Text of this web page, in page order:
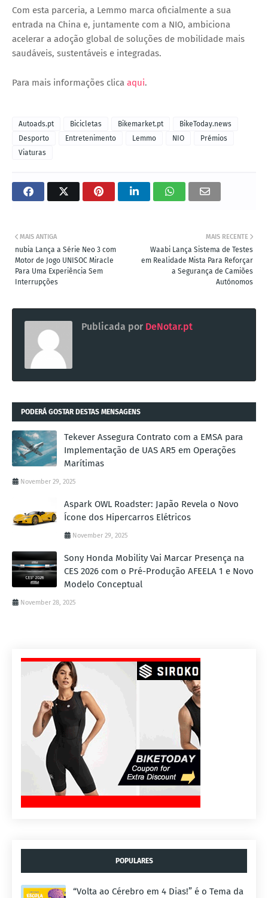
Com esta parceria, a Lemmo marca oficialmente a sua
entrada na China e, juntamente com a NIO, ambiciona
acelerar a adoção global de soluções de mobilidade mais
saudáveis, sustentáveis e integradas.
Para mais informações clica aqui.
Autoads.pt Bicicletas Bikemarket.pt
BikeToday.news
Desporto
Entretenimento Lemmo NIO
Prémios
Viaturas
MAIS RECENTE
Waabi Lança Sistema de Testes
em Realidade Mista Para Reforçar
a Segurança de Camiões
Autónomos
MAIS ANTIGA
nubia Lança a Série Neo 3 com
Motor de Jogo UNISOC Miracle
Para Uma Experiência Sem
Interrupções
Publicada por DeNotar.pt
PODERÁ GOSTAR DESTAS MENSAGENS
Tekever Assegura Contrato com a EMSA para
Implementação de UAS AR5 em Operações
Marítimas
November 29, 2025
Aspark OWL Roadster: Japão Revela o Novo
Ícone dos Hipercarros Elétricos
November 29, 2025
Sony Honda Mobility Vai Marcar Presença na
CES 2026 com o Pré-Produção AFEELA 1 e Novo
Modelo Conceptual
November 28, 2025
POPULARES
“Volta ao Cérebro em 4 Dias!” é o Tema da